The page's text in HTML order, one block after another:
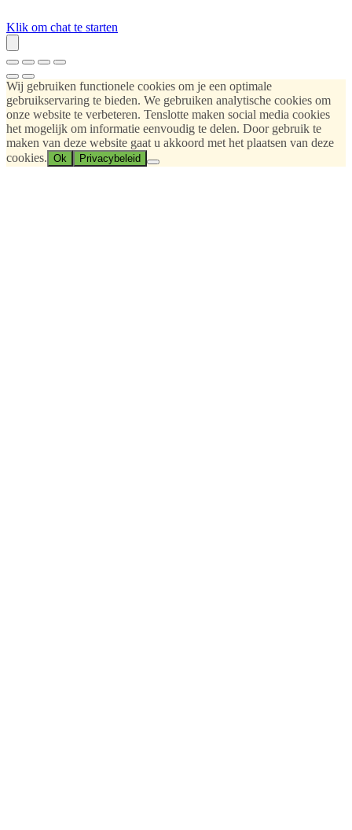
Klik om chat te starten
Wij gebruiken functionele cookies om je een optimale
gebruikservaring te bieden. We gebruiken analytische cookies om
onze website te verbeteren. Tenslotte maken social media cookies
het mogelijk om informatie eenvoudig te delen. Door gebruik te
maken van deze website gaat u akkoord met het plaatsen van deze
cookies. Ok Privacybeleid